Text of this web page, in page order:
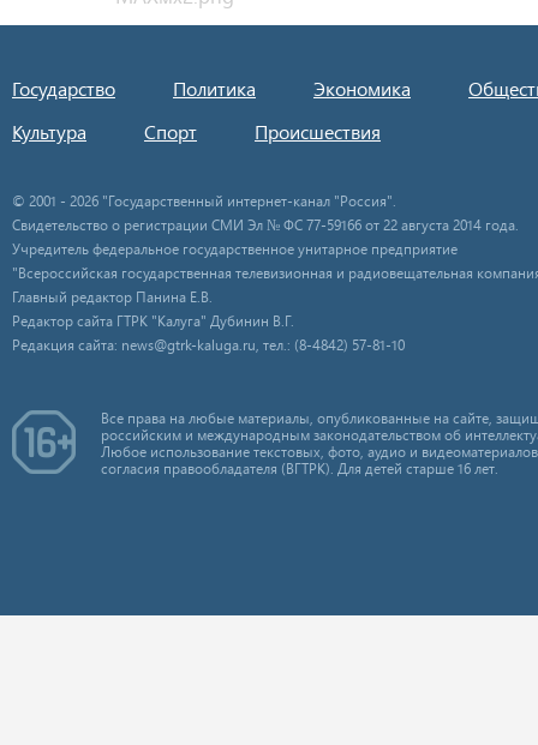
Государство Политика Экономика
Культура
Спорт Происшествия
© 2001 - 2026 "Государственный интернет-канал "Россия".
Свидетельство о регистрации СМИ Эл № ФС 77-59166 от 22 августа 2014 года.
Учредитель федеральное государственное унитарное предприятие
"Всероссийская государственная телевизионная и радиовещательная
Главный редактор Панина Е.В.
Редактор сайта ГТРК "Калуга" Дубинин В.Г.
Редакция сайта: news@gtrk-kaluga.ru, тел.: (8-4842) 57-81-10
Все права на любые материалы, опубликованные на сайте,
российским и международным законодательством об
Любое использование текстовых, фото, аудио и
согласия правообладателя (ВГТРК). Для детей старше 16 лет.